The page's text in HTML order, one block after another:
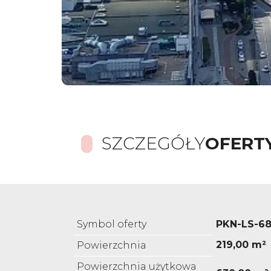
SZCZEGÓŁY
Symbol oferty
PKN-LS-
Powierzchnia
219,00 m²
Powierzchnia użytkowa